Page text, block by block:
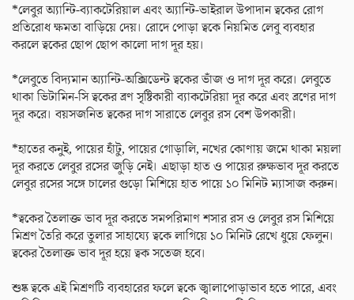
*লেবুর অ্যান্টি-ব্যাকটেরিয়াল এবং অ্যান্টি-ভাইরাল উপাদান ত্বকের রোগ
প্রতিরোধ ক্ষমতা বাড়িয়ে দেয়। রোদে পোড়া ত্বকে নিয়মিত লেবু ব্যবহার
করলে ত্বকের ছোপ ছোপ কালো দাগ দূর হয়।
*লেবুতে বিদ্যমান অ্যান্টি-অক্সিডেন্ট ত্বকের ভাঁজ ও দাগ দূর করে। লেবুতে
থাকা ভিটামিন-সি ত্বকের ব্রণ সৃষ্টিকারী ব্যাকটেরিয়া দূর করে এবং ব্রণের দাগ
দূর করে। বয়সজনিত ত্বকের দাগ সারাতে লেবুর রস বেশ উপকারী।
*হাতের কনুই, পায়ের হাঁটু, পায়ের গোড়ালি, নখের কোণায় জমে থাকা ময়লা
দূর করতে লেবুর রসের জুড়ি নেই। এছাড়া হাত ও পায়ের রুক্ষভাব দূর করতে
লেবুর রসের সঙ্গে চালের গুড়ো মিশিয়ে হাত পায়ে ১০ মিনিট ম্যাসাজ করুন।
*ত্বকের তৈলাক্ত ভাব দূর করতে সমপরিমাণ শসার রস ও লেবুর রস মিশিয়ে
মিশ্রণ তৈরি করে তুলার সাহায্যে ত্বকে লাগিয়ে ১০ মিনিট রেখে ধুয়ে ফেলুন।
ত্বকের তৈলাক্ত ভাব দূর হয়ে ত্বক সতেজ হবে।
শুষ্ক ত্বকে এই মিশ্রণটি ব্যবহারের ফলে ত্বকে জ্বালাপোড়াভাব হতে পারে, এবং